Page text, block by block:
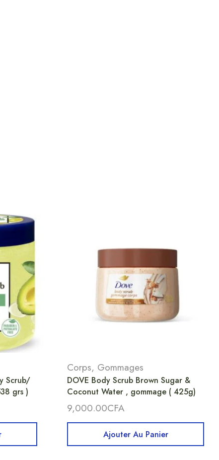
Scrub/
grs )
Corps, Gommages
DOVE Body Scrub Brown Sugar &
Coconut Water , gommage ( 425g)
9,000.00CFA
Ajouter Au Panier